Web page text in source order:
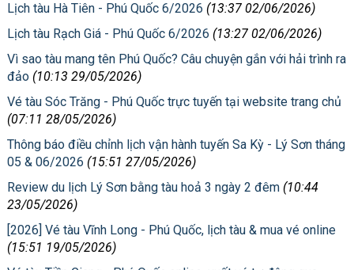
Lịch tàu Hà Tiên - Phú Quốc 6/2026 (13:37 02/06/2026)
Lịch tàu Rạch Giá - Phú Quốc 6/2026 (13:27 02/06/2026)
Vì sao tàu mang tên Phú Quốc? Câu chuyện gắn với hải trình ra
đảo (10:13 29/05/2026)
Vé tàu Sóc Trăng - Phú Quốc trực tuyến tại website trang chủ
(07:11 28/05/2026)
Thông báo điều chỉnh lịch vận hành tuyến Sa Kỳ - Lý Sơn tháng
05 & 06/2026 (15:51 27/05/2026)
Review du lịch Lý Sơn bằng tàu hoả 3 ngày 2 đêm (10:44
23/05/2026)
[2026] Vé tàu Vĩnh Long - Phú Quốc, lịch tàu & mua vé online
(15:51 19/05/2026)